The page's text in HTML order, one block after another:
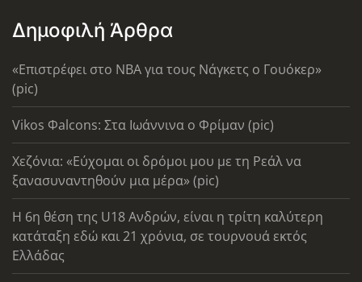
Δημοφιλή Άρθρα
«Επιστρέφει στο ΝΒΑ για τους Νάγκετς ο Γουόκερ»
(pic)
Vikos Φalcons: Στα Ιωάννινα ο Φρίμαν (pic)
Χεζόνια: «Εύχομαι οι δρόμοι μου με τη Ρεάλ να
ξανασυναντηθούν μια μέρα» (pic)
Η 6η θέση της U18 Ανδρών, είναι η τρίτη καλύτερη
κατάταξη εδώ και 21 χρόνια, σε τουρνουά εκτός
Ελλάδας